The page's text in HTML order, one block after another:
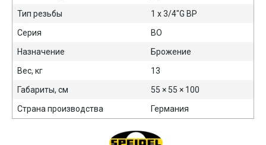
Тип резьбы
1 х 3/4"G ВР
Серия
BO
Назначение
Брожение
Вес, кг
13
Габариты, см
55 × 55 × 100
Страна производства
Германия